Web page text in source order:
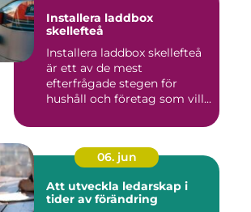
Installera laddbox
skellefteå
Installera laddbox skellefteå
är ett av de mest
efterfrågade stegen för
hushåll och företag som vill...
06. jun
Att utveckla ledarskap i
tider av förändring